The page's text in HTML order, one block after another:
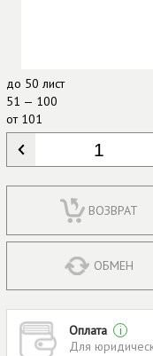
до 50 лист
51 — 100
от101
КОЛИЧЕСТВО
ВОЗВРАТ
ОБМЕН
Оплата
i
Для